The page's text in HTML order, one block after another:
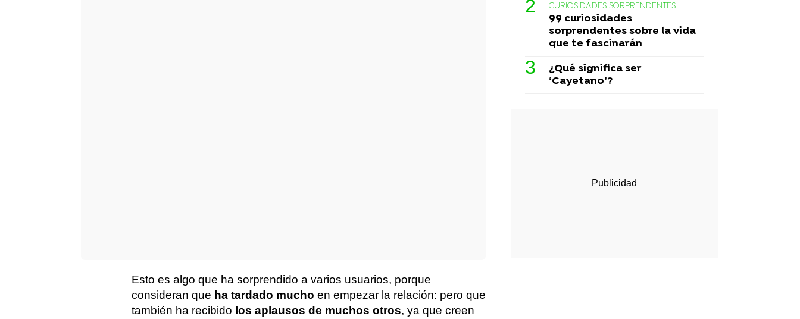
Esto es algo que ha sorprendido a varios usuarios, porque
consideran que ha tardado mucho en empezar la relación: pero que
también ha recibido los aplausos de muchos otros, ya que creen
CURIOSIDADES SORPRENDENTES
99 curiosidades
sorprendentes sobre la vida
que te fascinarán
¿Qué significa ser
‘Cayetano’?